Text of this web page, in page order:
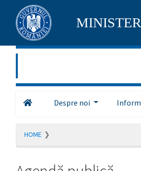
Pagina
maghiară
se
află
construcție
Redirecționare
română
Despre noi
HOME